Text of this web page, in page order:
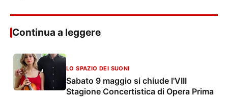
Continua a leggere
LO SPAZIO DEI SUONI
Sabato 9 maggio si chiude l'VIII
Stagione Concertistica di Opera Prima